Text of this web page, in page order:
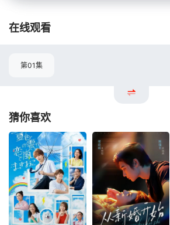
在线观看
第01集
猜你喜欢